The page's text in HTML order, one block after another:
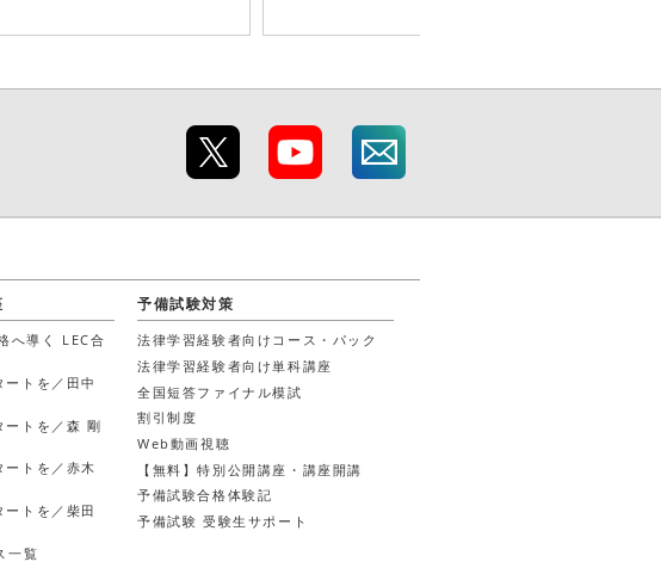
へ導く LEC合
ートを／田中
ートを／森 剛
ートを／赤木
ートを／柴田
一覧
予備試験対策
法律学習経験者向けコース・パック
法律学習経験者向け単科講座
全国短答ファイナル模試
割引制度
Web動画視聴
【無料】特別公開講座・講座開講
予備試験合格体験記
予備試験 受験生サポート